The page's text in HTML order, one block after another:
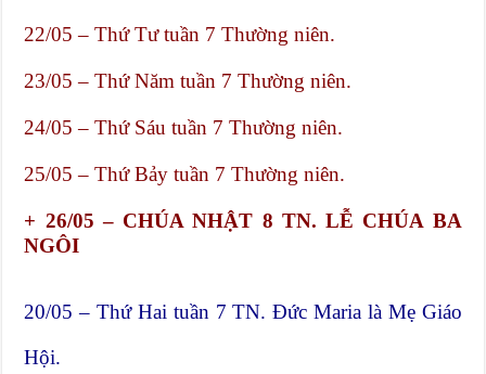
22/05 – Thứ Tư tuần 7 Thường niên.
23/05 – Thứ Năm tuần 7 Thường niên.
24/05 – Thứ Sáu tuần 7 Thường niên.
25/05 – Thứ Bảy tuần 7 Thường niên.
+ 26/05 – CHÚA NHẬT 8 TN. LỄ CHÚA BA
NGÔI
20/05 – Thứ Hai tuần 7 TN. Đức Maria là Mẹ Giáo
Hội.